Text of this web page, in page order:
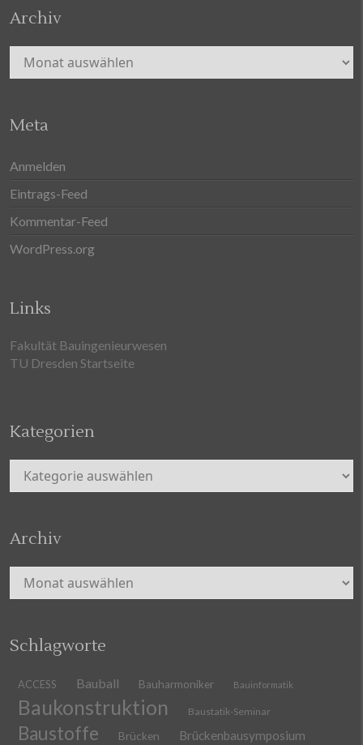
Archiv
Archiv
Meta
Anmelden
Eintrags-Feed
Kommentar-Feed
WordPress.org
Links
Fakultät Bauingenieurwesen
TU Dresden Startseite
Kategorien
Kategorien
Archiv
Archiv
Schlagworte
ACCESS Bauball Bauharmoniker Bauinformatik
Baukonstruktion Baustatik-Seminar
Baustoffe Brücken Brückenbausymposium